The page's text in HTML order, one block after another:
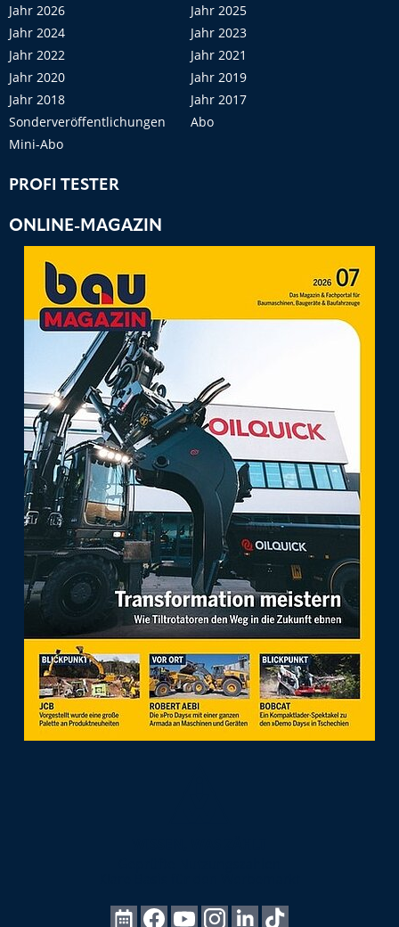
Jahr 2026
Jahr 2025
Jahr 2024
Jahr 2023
Jahr 2022
Jahr 2021
Jahr 2020
Jahr 2019
Jahr 2018
Jahr 2017
Sonderveröffentlichungen
Abo
Mini-Abo
PROFI TESTER
ONLINE-MAGAZIN